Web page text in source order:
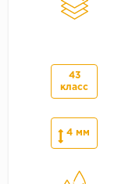
43
класс
4 мм